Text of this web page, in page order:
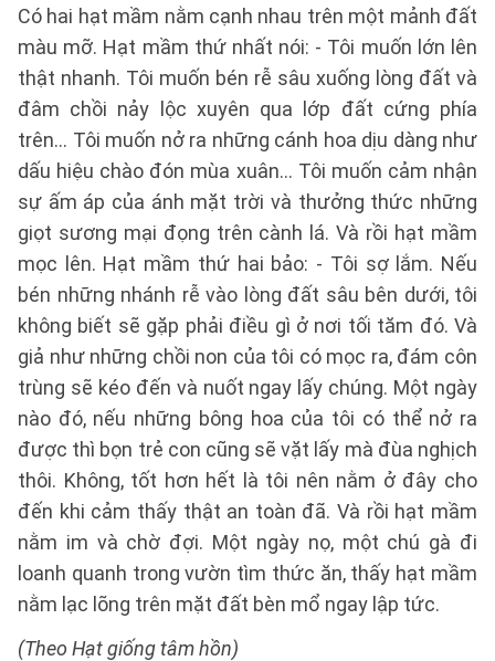
Có hai hạt mầm nằm cạnh nhau trên một mảnh đất
màu mỡ. Hạt mầm thứ nhất nói: - Tôi muốn lớn lên
thật nhanh. Tôi muốn bén rễ sâu xuống lòng đất và
đâm chồi nảy lộc xuyên qua lớp đất cứng phía
trên... Tôi muốn nở ra những cánh hoa dịu dàng như
dấu hiệu chào đón mùa xuân... Tôi muốn cảm nhận
sự ấm áp của ánh mặt trời và thưởng thức những
giọt sương mại đọng trên cành lá. Và rồi hạt mầm
mọc lên. Hạt mầm thứ hai bảo: - Tôi sợ lắm. Nếu
bén những nhánh rễ vào lòng đất sâu bên dưới, tôi
không biết sẽ gặp phải điều gì ở nơi tối tăm đó. Và
giả như những chồi non của tôi có mọc ra, đám côn
trùng sẽ kéo đến và nuốt ngay lấy chúng. Một ngày
nào đó, nếu những bông hoa của tôi có thể nở ra
được thì bọn trẻ con cũng sẽ vặt lấy mà đùa nghịch
thôi. Không, tốt hơn hết là tôi nên nằm ở đây cho
đến khi cảm thấy thật an toàn đã. Và rồi hạt mầm
nằm im và chờ đợi. Một ngày nọ, một chú gà đi
loanh quanh trong vườn tìm thức ăn, thấy hạt mầm
nằm lạc lõng trên mặt đất bèn mổ ngay lập tức.
(Theo Hạt giống tâm hồn)